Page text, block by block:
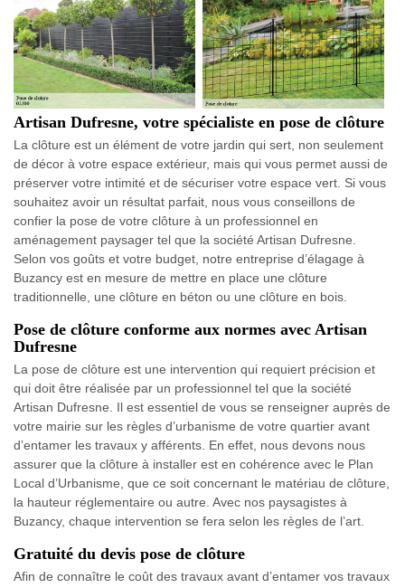
Artisan Dufresne, votre spécialiste en pose de clôture
La clôture est un élément de votre jardin qui sert, non seulement
de décor à votre espace extérieur, mais qui vous permet aussi de
préserver votre intimité et de sécuriser votre espace vert. Si vous
souhaitez avoir un résultat parfait, nous vous conseillons de
confier la pose de votre clôture à un professionnel en
aménagement paysager tel que la société Artisan Dufresne.
Selon vos goûts et votre budget, notre entreprise d’élagage à
Buzancy est en mesure de mettre en place une clôture
traditionnelle, une clôture en béton ou une clôture en bois.
Pose de clôture conforme aux normes avec Artisan
Dufresne
La pose de clôture est une intervention qui requiert précision et
qui doit être réalisée par un professionnel tel que la société
Artisan Dufresne. Il est essentiel de vous se renseigner auprès de
votre mairie sur les règles d’urbanisme de votre quartier avant
d’entamer les travaux y afférents. En effet, nous devons nous
assurer que la clôture à installer est en cohérence avec le Plan
Local d’Urbanisme, que ce soit concernant le matériau de clôture,
la hauteur réglementaire ou autre. Avec nos paysagistes à
Buzancy, chaque intervention se fera selon les règles de l’art.
Gratuité du devis pose de clôture
Afin de connaître le coût des travaux avant d’entamer vos travaux